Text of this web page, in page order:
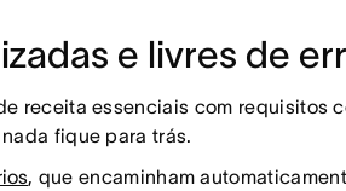
e livres de
receita essenciais com requisitos
fique para trás.
, que encaminham